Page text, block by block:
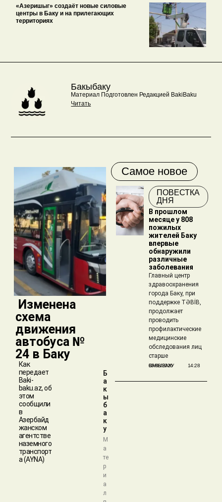
«Азеришыг» создаёт новые силовые
центры в Баку и на прилегающих
территориях
Бакыбаку
Материал Подготовлен Редакцией BakiBaku
Читать
​ Изменена
схема
движения
автобуса №
24 в Баку
Как
передает
Baki-
baku.az, об
этом
сообщили
в
Азербайд
жанском
агентстве
наземного
транспорт
а (AYNA)
Б
а
к
ы
б
а
к
у
М
а
те
р
и
а
л
Самое новое
ПОВЕСТКА
ДНЯ
В прошлом
месяце у 808
пожилых
жителей Баку
впервые
обнаружили
различные
заболевания
Главный центр
здравоохранения
города Баку, при
поддержке TƏBİB,
продолжает
проводить
профилактические
медицинские
обследования лиц
старше
БАКЫБАКУ
05/08/2026 14:28